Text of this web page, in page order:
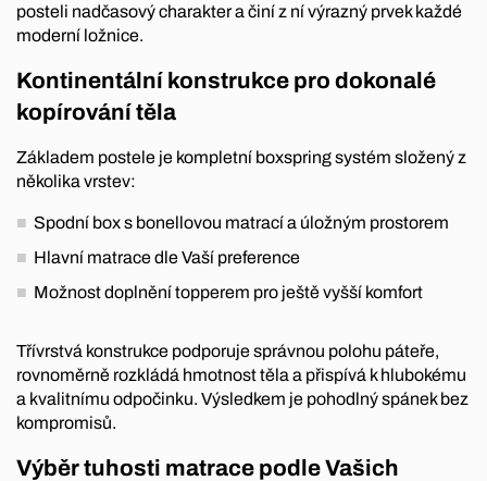
posteli nadčasový charakter a činí z ní výrazný prvek každé
moderní ložnice.
Kontinentální konstrukce pro dokonalé
kopírování těla
Základem postele je kompletní boxspring systém složený z
několika vrstev:
Spodní box s bonellovou matrací a úložným prostorem
Hlavní matrace dle Vaší preference
Možnost doplnění topperem pro ještě vyšší komfort
Třívrstvá konstrukce podporuje správnou polohu páteře,
rovnoměrně rozkládá hmotnost těla a přispívá k hlubokému
a kvalitnímu odpočinku. Výsledkem je pohodlný spánek bez
kompromisů.
Výběr tuhosti matrace podle Vašich